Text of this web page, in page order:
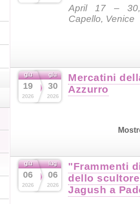
April 17 – 30,
Capello, Venice
giu
19
2026
giu
30
2026
Mercatini
Azzurro
giu
06
2026
lug
06
2026
"Frammenti
dello
Jagush a